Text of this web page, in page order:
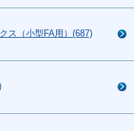
ス（小型FA用）(687)